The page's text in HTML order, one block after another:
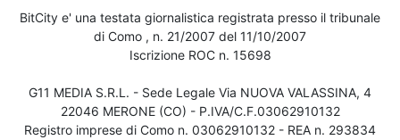
BitCity e' una testata giornalistica registrata presso il tribunale
di Como , n. 21/2007 del 11/10/2007
Iscrizione ROC n. 15698
G11 MEDIA S.R.L. - Sede Legale Via NUOVA VALASSINA, 4
22046 MERONE (CO) - P.IVA/C.F.03062910132
Registro imprese di Como n. 03062910132 - REA n. 293834